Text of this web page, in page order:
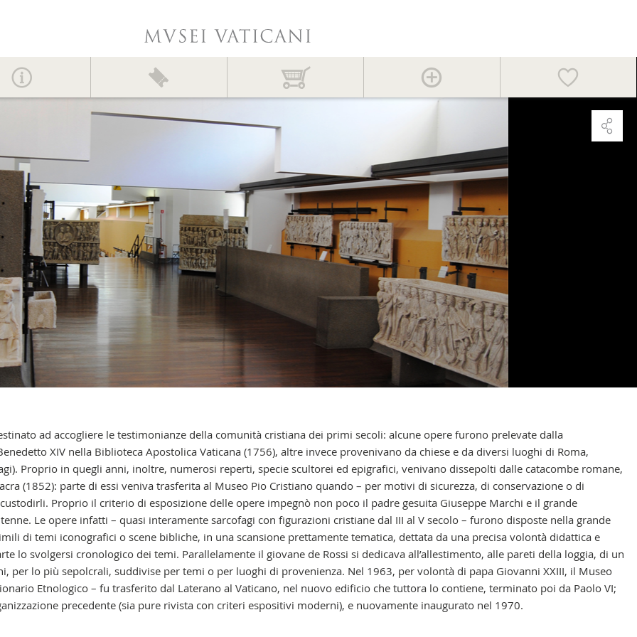
Contatti
ad accogliere le testimonianze della comunità cristiana dei primi secoli: alcune opere furono prelevate dalla
XIV nella Biblioteca Apostolica Vaticana (1756), altre invece provenivano da chiese e da diversi luoghi di Roma,
Proprio in quegli anni, inoltre, numerosi reperti, specie scultorei ed epigrafici, venivano dissepolti dalle catacombe romane,
(1852): parte di essi veniva trasferita al Museo Pio Cristiano quando – per motivi di sicurezza, di conservazione o di
Proprio il criterio di esposizione delle opere impegnò non poco il padre gesuita Giuseppe Marchi e il grande
Le opere infatti – quasi interamente sarcofagi con figurazioni cristiane dal III al V secolo – furono disposte nella grande
di temi iconografici o scene bibliche, in una scansione prettamente tematica, dettata da una precisa volontà didattica e
lo svolgersi cronologico dei temi. Parallelamente il giovane de Rossi si dedicava all’allestimento, alle pareti della loggia, di un
per lo più sepolcrali, suddivise per temi o per luoghi di provenienza. Nel 1963, per volontà di papa Giovanni XXIII, il Museo
Etnologico – fu trasferito dal Laterano al Vaticano, nel nuovo edificio che tuttora lo contiene, terminato poi da Paolo VI;
precedente (sia pure rivista con criteri espositivi moderni), e nuovamente inaugurato nel 1970.